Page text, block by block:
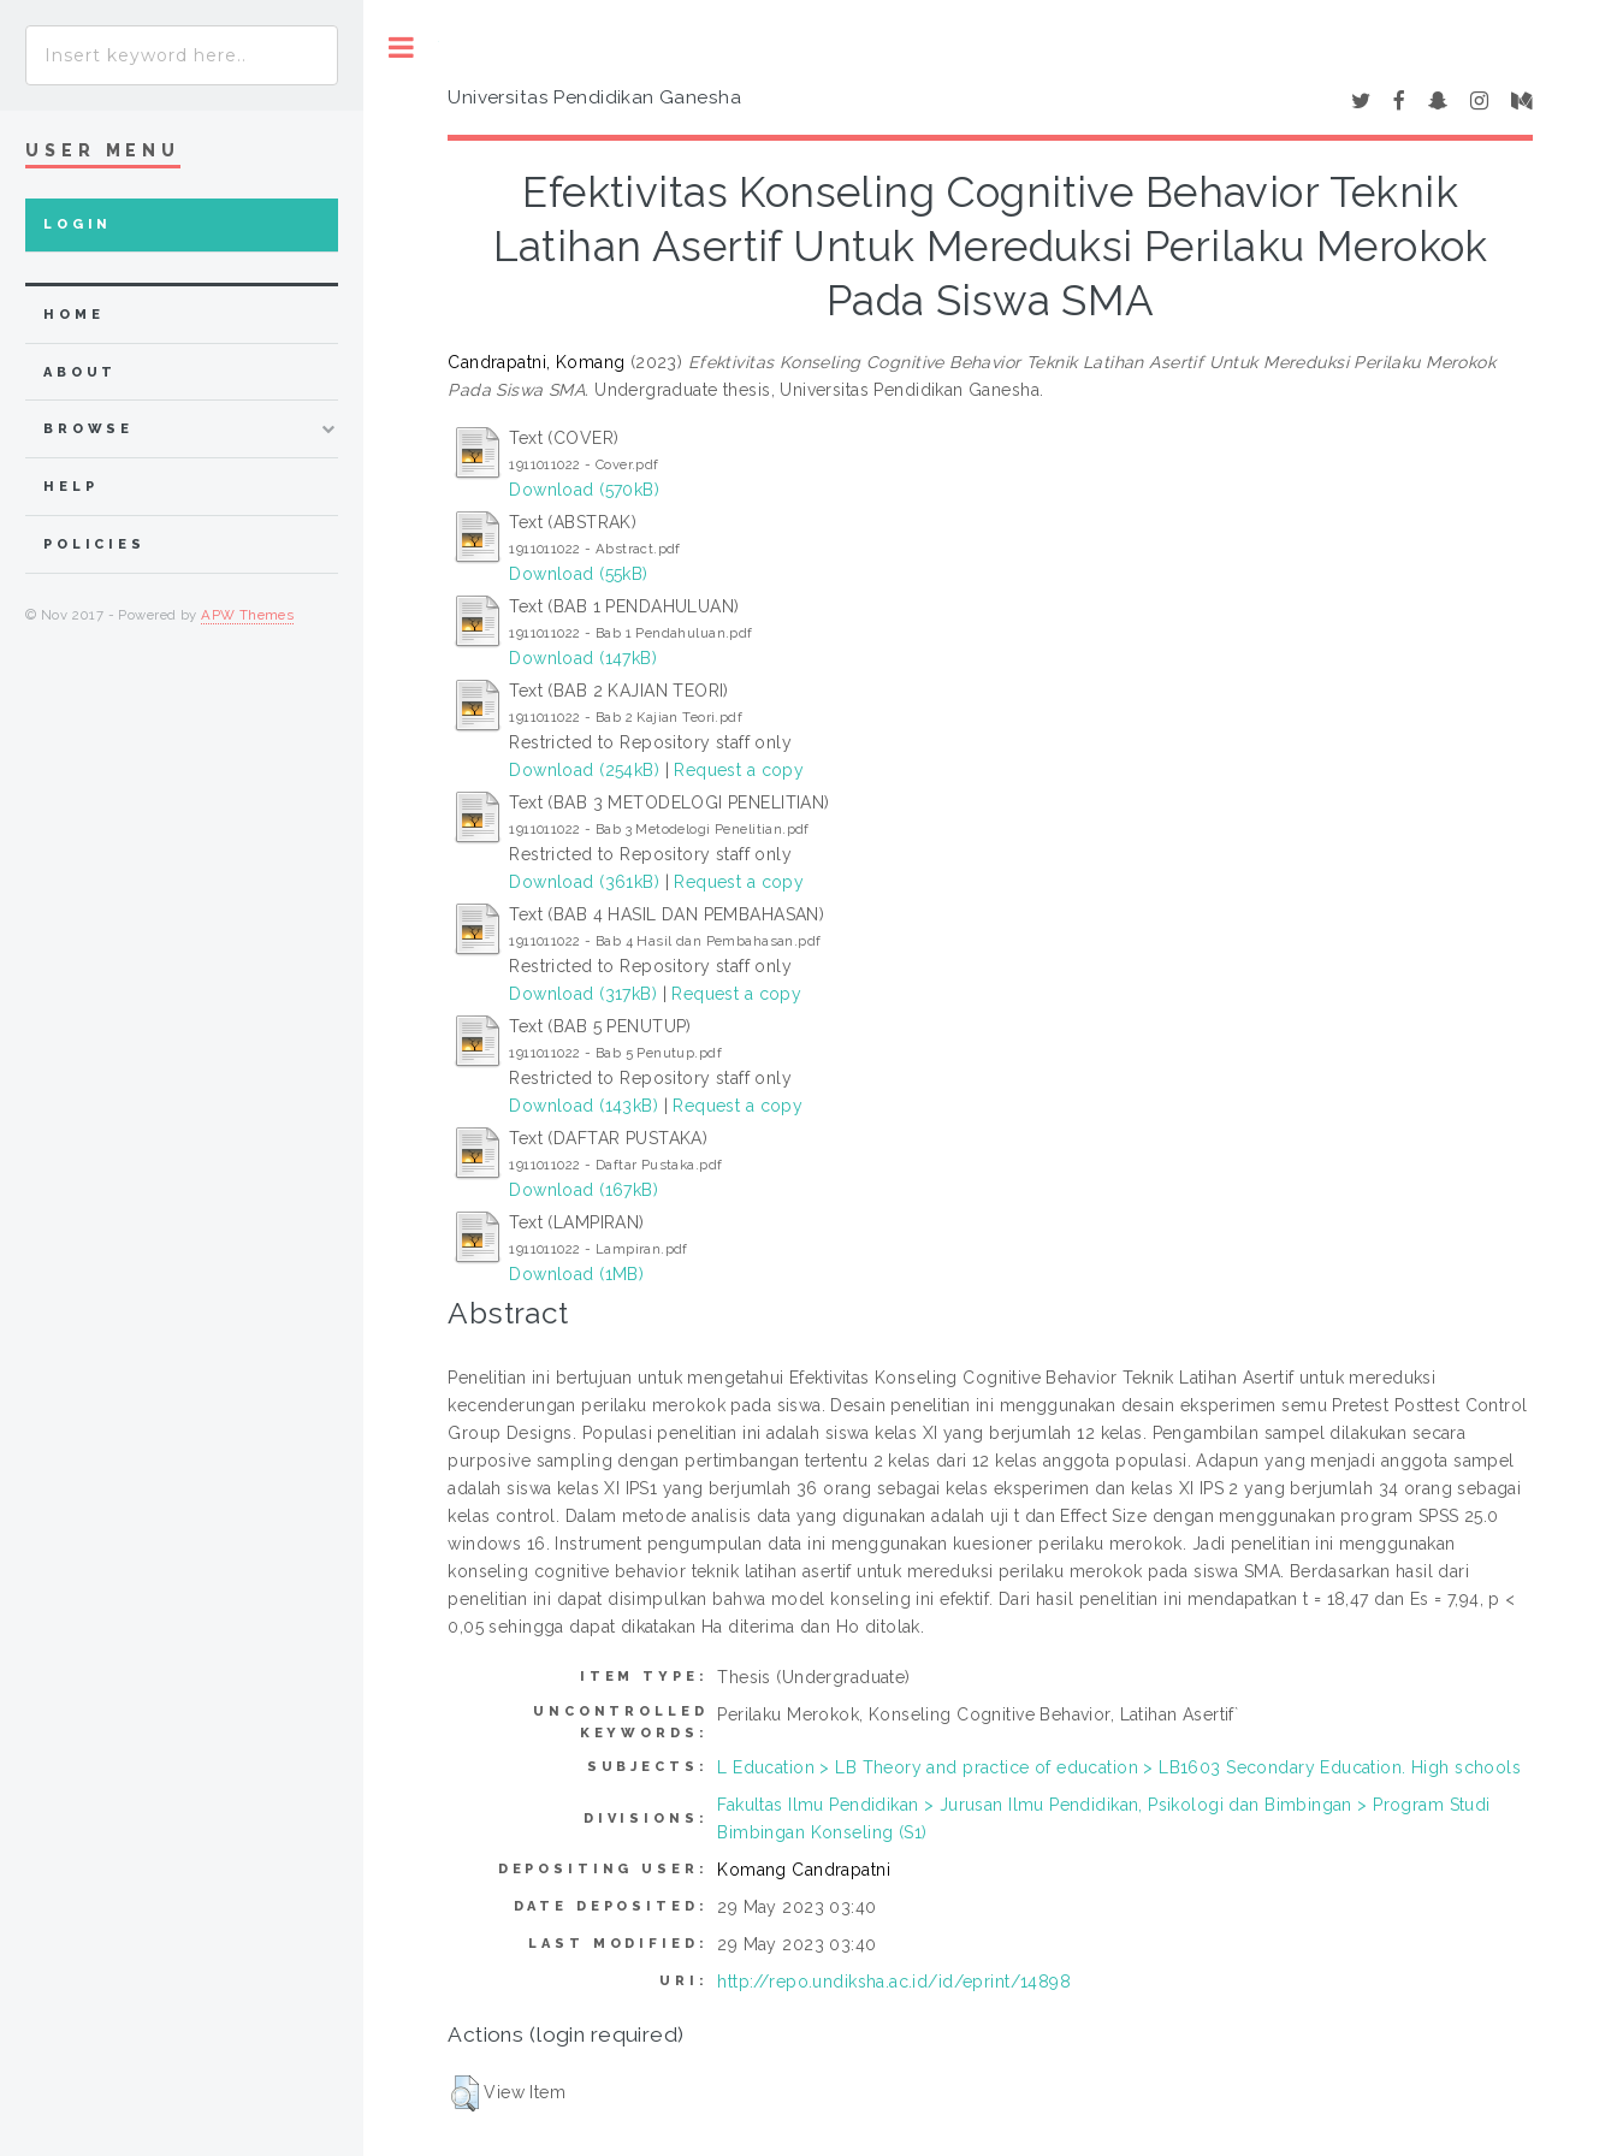
Universitas Pendidikan Ganesha
Efektivitas Konseling Cognitive Behavior Teknik
Latihan Asertif Untuk Mereduksi Perilaku Merokok
Pada Siswa SMA
Candrapatni, Komang (2023) Efektivitas Konseling Cognitive Behavior Teknik Latihan Asertif Untuk Mereduksi Perilaku Merokok
Pada Siswa SMA. Undergraduate thesis, Universitas Pendidikan Ganesha.
Text (COVER)
1911011022 - Cover.pdf
Download (570kB)
Text (ABSTRAK)
1911011022 - Abstract.pdf
Download (55kB)
Text (BAB 1 PENDAHULUAN)
1911011022 - Bab 1 Pendahuluan.pdf
Download (147kB)
Text (BAB 2 KAJIAN TEORI)
1911011022 - Bab 2 Kajian Teori.pdf
Restricted to Repository staff only
Download (254kB) | Request a copy
Text (BAB 3 METODELOGI PENELITIAN)
1911011022 - Bab 3 Metodelogi Penelitian.pdf
Restricted to Repository staff only
Download (361kB) | Request a copy
Text (BAB 4 HASIL DAN PEMBAHASAN)
1911011022 - Bab 4 Hasil dan Pembahasan.pdf
Restricted to Repository staff only
Download (317kB) | Request a copy
Text (BAB 5 PENUTUP)
1911011022 - Bab 5 Penutup.pdf
Restricted to Repository staff only
Download (143kB) | Request a copy
Text (DAFTAR PUSTAKA)
1911011022 - Daftar Pustaka.pdf
Download (167kB)
Text (LAMPIRAN)
1911011022 - Lampiran.pdf
Download (1MB)
Abstract
Penelitian ini bertujuan untuk mengetahui Efektivitas Konseling Cognitive Behavior Teknik Latihan Asertif untuk mereduksi
kecenderungan perilaku merokok pada siswa. Desain penelitian ini menggunakan desain eksperimen semu Pretest Posttest Control
Group Designs. Populasi penelitian ini adalah siswa kelas XI yang berjumlah 12 kelas. Pengambilan sampel dilakukan secara
purposive sampling dengan pertimbangan tertentu 2 kelas dari 12 kelas anggota populasi. Adapun yang menjadi anggota sampel
adalah siswa kelas XI IPS1 yang berjumlah 36 orang sebagai kelas eksperimen dan kelas XI IPS 2 yang berjumlah 34 orang sebagai
kelas control. Dalam metode analisis data yang digunakan adalah uji t dan Effect Size dengan menggunakan program SPSS 25.0
windows 16. Instrument pengumpulan data ini menggunakan kuesioner perilaku merokok. Jadi penelitian ini menggunakan
konseling cognitive behavior teknik latihan asertif untuk mereduksi perilaku merokok pada siswa SMA. Berdasarkan hasil dari
penelitian ini dapat disimpulkan bahwa model konseling ini efektif. Dari hasil penelitian ini mendapatkan t = 18,47 dan Es = 7,94, p <
0,05 sehingga dapat dikatakan Ha diterima dan Ho ditolak.
ITEM TYPE: Thesis (Undergraduate)
UNCONTROLLED
KEYWORDS:
Perilaku Merokok, Konseling Cognitive Behavior, Latihan Asertif`
SUBJECTS: L Education > LB Theory and practice of education > LB1603 Secondary Education. High schools
DIVISIONS:
Fakultas Ilmu Pendidikan > Jurusan Ilmu Pendidikan, Psikologi dan Bimbingan > Program Studi
Bimbingan Konseling (S1)
DEPOSITING USER: Komang Candrapatni
DATE DEPOSITED: 29 May 2023 03:40
LAST MODIFIED: 29 May 2023 03:40
URI: http://repo.undiksha.ac.id/id/eprint/14898
Actions (login required)
View Item
USER MENU
LOGIN
HOME
ABOUT
BROWSE
HELP
POLICIES
© Nov 2017 - Powered byAPW Themes